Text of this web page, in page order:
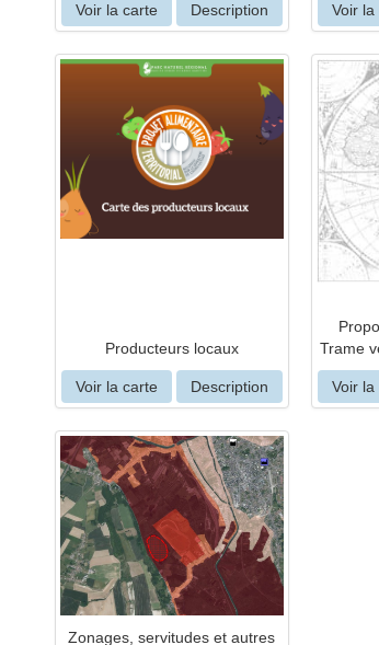
Voir la carte Description Voir la
Producteurs locaux
Voir la carte Description
Trame
Voir la
Zonages, servitudes et autres